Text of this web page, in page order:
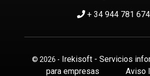
+ 34 944 781 674
© 2026 -
Irekisoft - Servicios
para empresas
Aviso